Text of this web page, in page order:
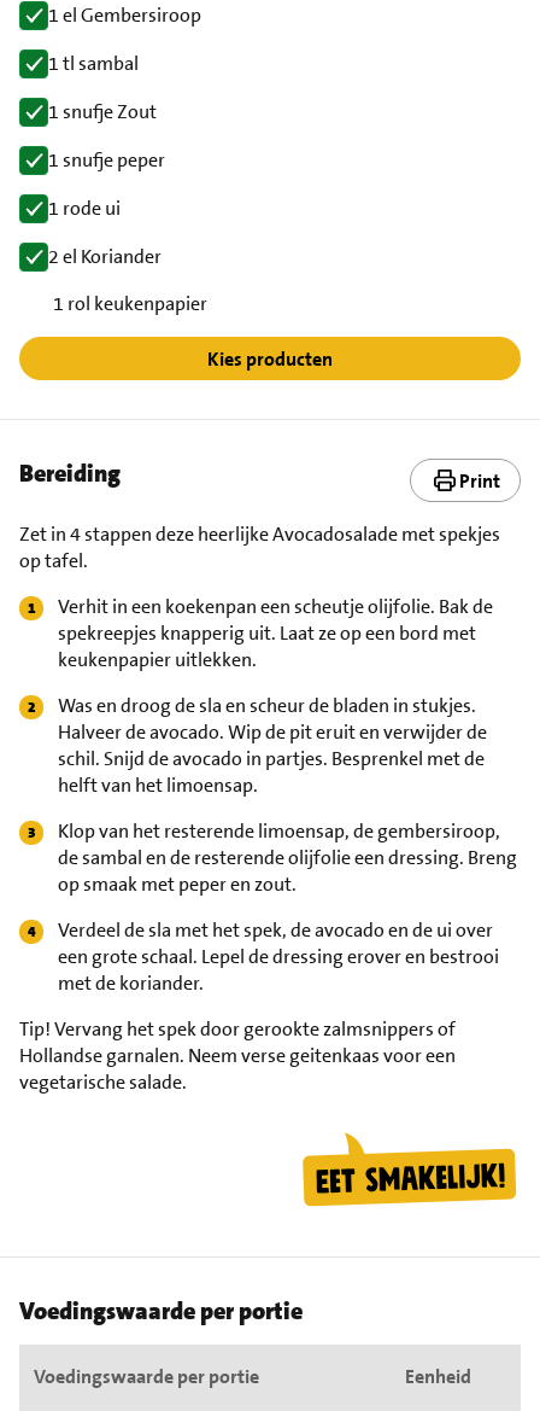
1 el Gembersiroop
1 tl sambal
1 snufje Zout
1 snufje peper
1 rode ui
2 el Koriander
1 rol keukenpapier
Kies producten
Bereiding Print
Zet in 4 stappen deze heerlijke Avocadosalade met spekjes
op tafel.
Verhit in een koekenpan een scheutje olijfolie. Bak de
spekreepjes knapperig uit. Laat ze op een bord met
keukenpapier uitlekken.
Was en droog de sla en scheur de bladen in stukjes.
Halveer de avocado. Wip de pit eruit en verwijder de
schil. Snijd de avocado in partjes. Besprenkel met de
helft van het limoensap.
Klop van het resterende limoensap, de gembersiroop,
de sambal en de resterende olijfolie een dressing. Breng
op smaak met peper en zout.
Verdeel de sla met het spek, de avocado en de ui over
een grote schaal. Lepel de dressing erover en bestrooi
met de koriander.
Tip!Vervang het spek door gerookte zalmsnippers of
Hollandse garnalen. Neem verse geitenkaas voor een
vegetarische salade.
Voedingswaarde per portie
Voedingswaarde per portie Eenheid